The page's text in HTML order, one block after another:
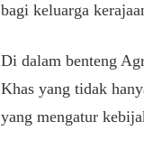
bagi keluarga
Di dalam benteng
Khas yang tidak
yang mengatur